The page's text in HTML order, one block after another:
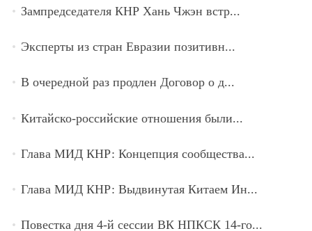
Зампредседателя КНР Хань Чжэн встр...
Эксперты из стран Евразии позитивн...
В очередной раз продлен Договор о д...
Китайско-российские отношения были...
Глава МИД КНР: Концепция сообщества...
Глава МИД КНР: Выдвинутая Китаем Ин...
Повестка дня 4-й сессии ВК НПКСК 14-го...